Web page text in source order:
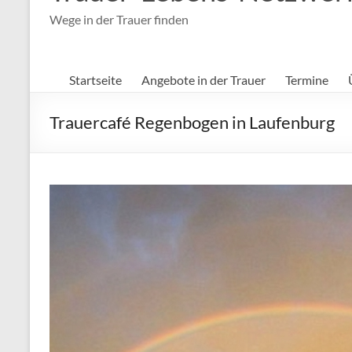
Wege in der Trauer finden
Startseite Angebote in der Trauer Termine
Trauercafé Regenbogen in Laufenburg